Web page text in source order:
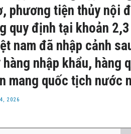
phương tiện thủy nội
quy định tại khoản
nam đã nhập cảnh
nhập khẩu, hàng
mang quốc tịch nước
2026